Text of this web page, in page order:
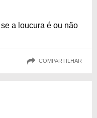
a loucura é ou não
COMPARTILHAR